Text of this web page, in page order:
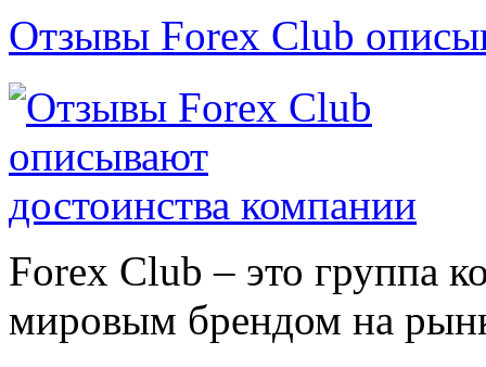
Отзывы Forex Сlub
Forex Сlub – это группа
мировым брендом на